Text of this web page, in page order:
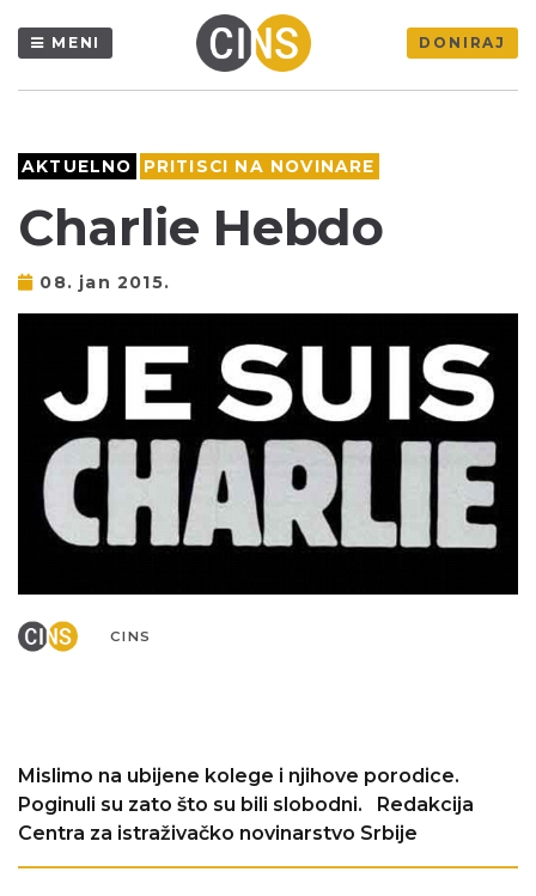
MENI DONIRAJ
AKTUELNO PRITISCI NA NOVINARE
Charlie Hebdo
08. jan 2015.
CINS
Mislimo na ubijene kolege i njihove porodice.
Poginuli su zato što su bili slobodni. Redakcija
Centra za istraživačko novinarstvo Srbije